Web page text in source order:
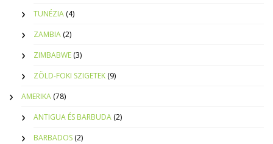
TUNÉZIA (4)
ZAMBIA (2)
ZIMBABWE (3)
ZÖLD-FOKI SZIGETEK (9)
AMERIKA (78)
ANTIGUA ÉS BARBUDA (2)
BARBADOS (2)